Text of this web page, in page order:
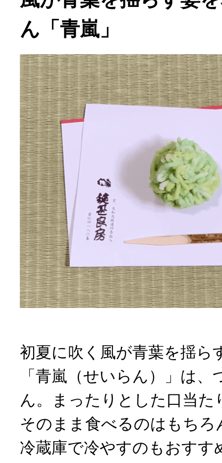
ん「青嵐」
初夏に吹く風が青葉を揺ら
「青嵐（せいらん）」は
ん。まったりとした口当た
そのまま食べるのはもちろ
冷蔵庫で冷やすのもおすす